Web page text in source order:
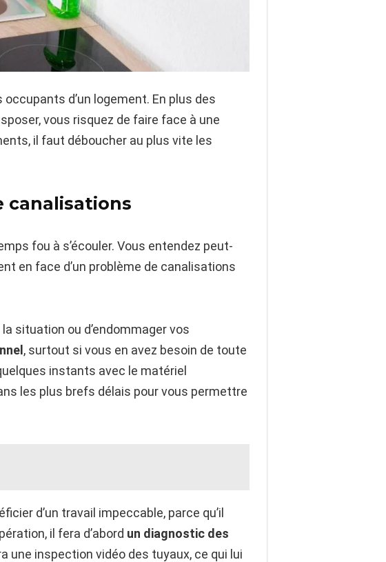
d’un logement. En plus des
vous risquez de faire face à une
il faut déboucher au plus vite les
canalisations
fou à s’écouler. Vous entendez peut-
en face d’un problème de canalisations
situation ou d’endommager vos
, surtout si vous en avez besoin de toute
instants avec le matériel
les plus brefs délais pour vous permettre
d’un travail impeccable, parce qu’il
il fera d’abord un diagnostic des
une inspection vidéo des tuyaux, ce qui lui